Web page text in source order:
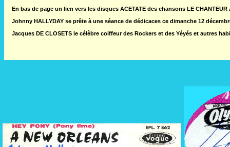
En bas de page un lien vers les disques ACETATE des chansons LE
Johnny HALLYDAY se prête à une séance de dédicaces ce dimanche 12
Jacques DE CLOSETS le célèbre coiffeur des Rockers et des Yéyés et autres